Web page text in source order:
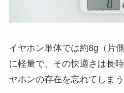
イヤホン単体では約8g（片
に軽量で、その快適さは長
ヤホンの存在を忘れてしまう